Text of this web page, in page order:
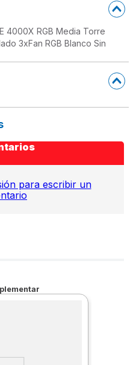
4000X RGB Media Torre
3xFan RGB Blanco Sin
para escribir un